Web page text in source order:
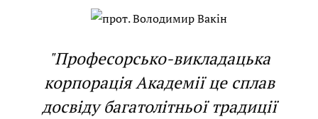
"Професорсько-викладацька
корпорація Академії це сплав
досвіду багатолітньої традиції